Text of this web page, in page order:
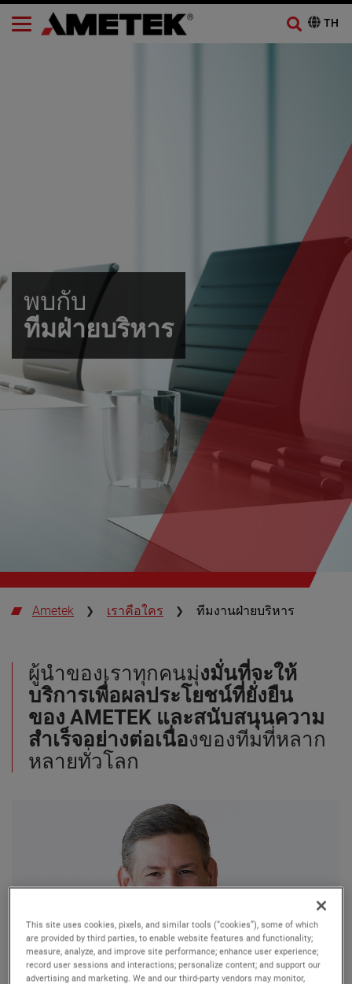
พบกับ
ทีมฝ่ายบริหาร
Ametek เราคือใคร ทีมงานฝ่ายบริหาร
ผู้นำของเราทุกคนมุ่งมั่นที่จะให้
บริการเพื่อผลประโยชน์ที่ยั่งยืน
ของ AMETEK และสนับสนุนความ
สำเร็จอย่างต่อเนื่องของทีมที่หลาก
หลายทั่วโลก
This site uses cookies, pixels, and similar tools (“cookies”), some of which
are provided by third parties, to enable website features and functionality;
measure, analyze, and improve site performance; enhance user experience;
record user sessions and interactions; personalize content; and support our
advertising and marketing. We and our third-party vendors may monitor,